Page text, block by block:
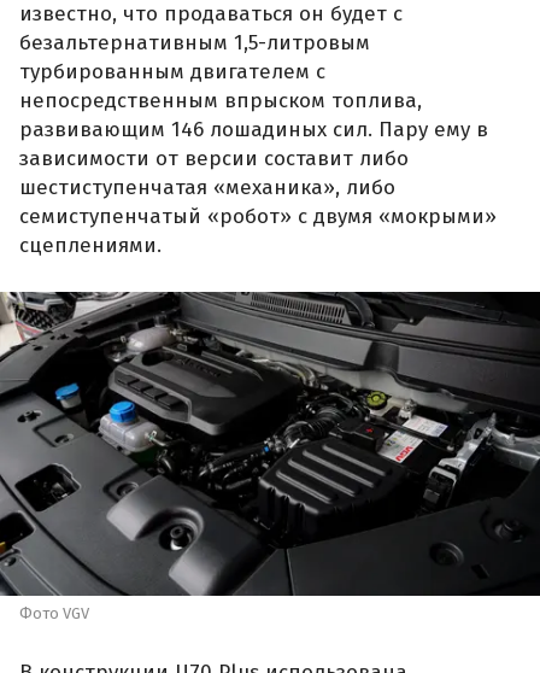
известно, что продаваться он будет с
безальтернативным 1,5-литровым
турбированным двигателем с
непосредственным впрыском топлива,
развивающим 146 лошадиных сил. Пару ему в
зависимости от версии составит либо
шестиступенчатая «механика», либо
семиступенчатый «робот» с двумя «мокрыми»
сцеплениями.
Фото VGV